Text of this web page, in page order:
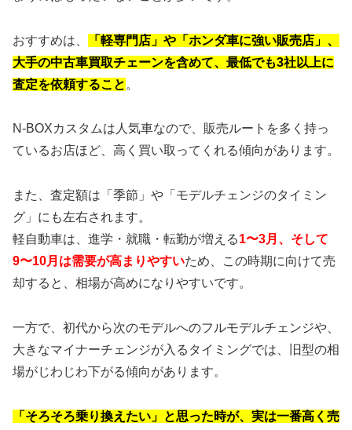
おすすめは、
「軽専門店」や「ホンダ車に強い販売店」、
大手の中古車買取チェーンを含めて、最低でも3社以上に
査定を依頼すること 。
N-BOXカスタムは人気車なので、販売ルートを多く持っ
ているお店ほど、高く買い取ってくれる傾向があります。
また、査定額は「季節」や「モデルチェンジのタイミン
グ」にも左右されます。
軽自動車は、進学・就職・転勤が増える1〜3月、そして
9〜10月は需要が高まりやすいため、この時期に向けて売
却すると、相場が高めになりやすいです。
一方で、初代から次のモデルへのフルモデルチェンジや、
大きなマイナーチェンジが入るタイミングでは、旧型の相
場がじわじわ下がる傾向があります。
「そろそろ乗り換えたい」と思った時が、実は一番高く売